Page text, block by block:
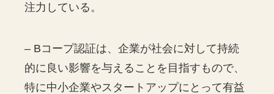
注力している。
– Bコープ認証は、企業が社会に対して持続
的に良い影響を与えることを目指すもので、
特に中小企業やスタートアップにとって有益